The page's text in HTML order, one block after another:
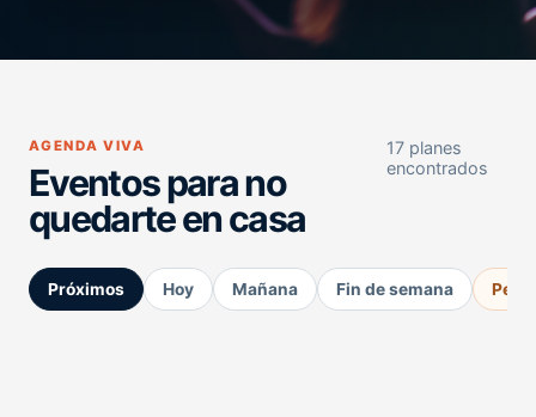
AGENDA VIVA
Eventos para no
quedarte en casa
17 planes
encontrados
Próximos Hoy Mañana Fin de semana